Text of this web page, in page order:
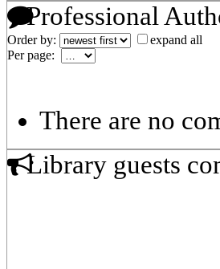
Professional
Order by:
expand all
Per page:
There are no
Library guests